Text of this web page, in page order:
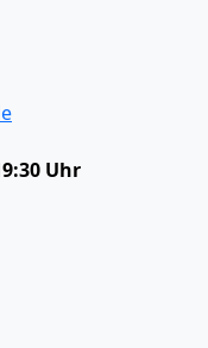
Uhr